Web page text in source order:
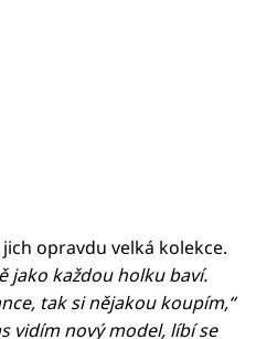
opravdu velká kolekce.
jako každou holku baví.
tak si nějakou koupím,“
vidím nový model, líbí se